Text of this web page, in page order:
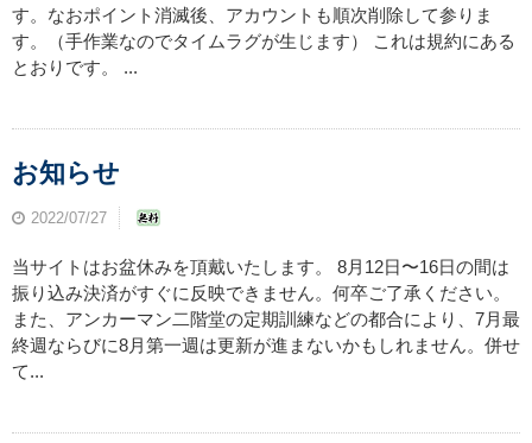
す。なおポイント消滅後、アカウントも順次削除して参りま
す。（手作業なのでタイムラグが生じます） これは規約にある
とおりです。 ...
お知らせ
2022/07/27
当サイトはお盆休みを頂戴いたします。 8月12日〜16日の間は
振り込み決済がすぐに反映できません。何卒ご了承ください。
また、アンカーマン二階堂の定期訓練などの都合により、7月最
終週ならびに8月第一週は更新が進まないかもしれません。併せ
て...